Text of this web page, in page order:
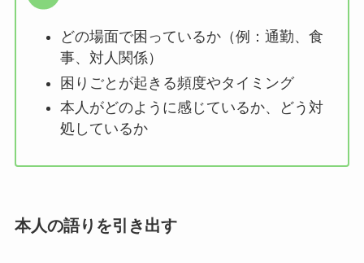
どの場面で困っているか（例：通勤、食
事、対人関係）
困りごとが起きる頻度やタイミング
本人がどのように感じているか、どう対
処しているか
本人の語りを引き出す